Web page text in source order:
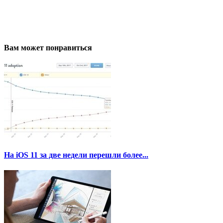
Вам может понравиться
На iOS 11 за две недели перешли более...